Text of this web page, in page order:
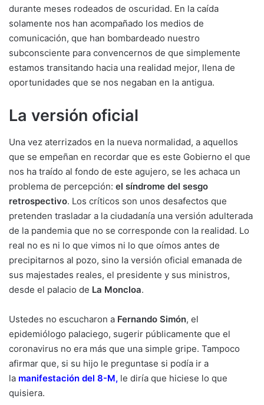
durante meses rodeados de oscuridad. En la caída
solamente nos han acompañado los medios de
comunicación, que han bombardeado nuestro
subconsciente para convencernos de que simplemente
estamos transitando hacia una realidad mejor, llena de
oportunidades que se nos negaban en la antigua.
La versión oficial
Una vez aterrizados en la nueva normalidad, a aquellos
que se empeñan en recordar que es este Gobierno el que
nos ha traído al fondo de este agujero, se les achaca un
problema de percepción: el síndrome del sesgo
retrospectivo. Los críticos son unos desafectos que
pretenden trasladar a la ciudadanía una versión adulterada
de la pandemia que no se corresponde con la realidad. Lo
real no es ni lo que vimos ni lo que oímos antes de
precipitarnos al pozo, sino la versión oficial emanada de
sus majestades reales, el presidente y sus ministros,
desde el palacio de La Moncloa.
Ustedes no escucharon a Fernando Simón, el
epidemiólogo palaciego, sugerir públicamente que el
coronavirus no era más que una simple gripe. Tampoco
afirmar que, si su hijo le preguntase si podía ir a
la manifestación del 8-M, le diría que hiciese lo que
quisiera.